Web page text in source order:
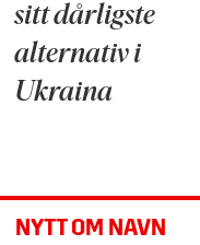
sitt dårligste
alternativ i
Ukraina
NYTT OM NAVN